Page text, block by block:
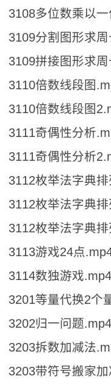
3108多位数乘以
3109分割图形求
3109拼接图形求
3110倍数线段图
3110倍数线段图
3111奇偶性分析
3111奇偶性分析
3112枚举法字典
3112枚举法字典
3112枚举法字典
3113游戏24点
3114数独游戏.mp4
3201等量代换2个
3202归一问题.mp4
3203拆数加减法
3203带符号搬家